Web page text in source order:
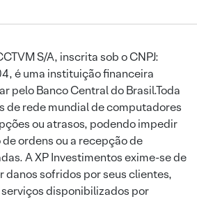
S/A, inscrita sob o CNPJ:
é uma instituição financeira
pelo Banco Central do Brasil.Toda
de rede mundial de computadores
ou atrasos, podendo impedir
ordens ou a recepção de
A XP Investimentos exime-se de
danos sofridos por seus clientes,
disponibilizados por